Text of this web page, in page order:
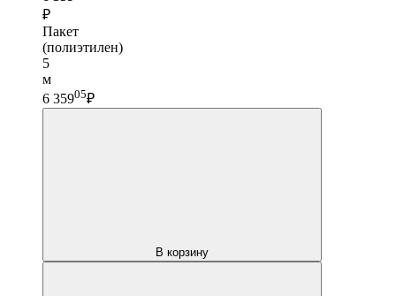
₽
Пакет
(полиэтилен)
5
м
6 35905₽
В корзину